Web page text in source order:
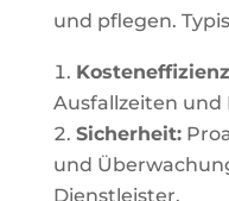
und pflegen.
Ausfallzeiten und
Sicherheit:
und
Dienstleister.